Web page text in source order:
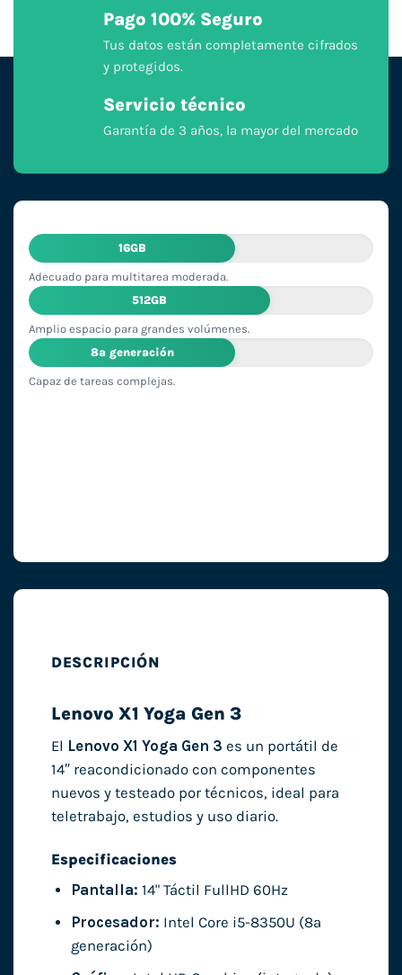
Pago 100% Seguro
Tus datos están completamente cifrados
y protegidos.
Servicio técnico
Garantía de 3 años, la mayor del mercado
16GB
Adecuado para multitarea moderada.
512GB
Amplio espacio para grandes volúmenes.
8ª generación
Capaz de tareas complejas.
DESCRIPCIÓN
Lenovo X1 Yoga Gen 3
El Lenovo X1 Yoga Gen 3 es un portátil de
14″ reacondicionado con componentes
nuevos y testeado por técnicos, ideal para
teletrabajo, estudios y uso diario.
Especificaciones
Pantalla: 14" Táctil FullHD 60Hz
Procesador: Intel Core i5-8350U (8ª
generación)